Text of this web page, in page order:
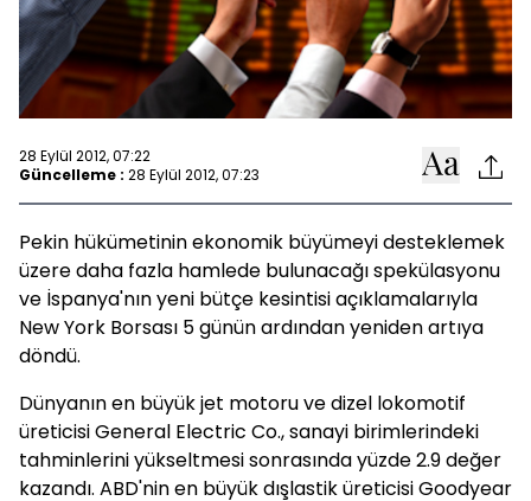
28 Eylül 2012, 07:22
Güncelleme : 28 Eylül 2012, 07:23
Pekin hükümetinin ekonomik büyümeyi desteklemek
üzere daha fazla hamlede bulunacağı spekülasyonu
ve İspanya'nın yeni bütçe kesintisi açıklamalarıyla
New York Borsası 5 günün ardından yeniden artıya
döndü.
Dünyanın en büyük jet motoru ve dizel lokomotif
üreticisi General Electric Co., sanayi birimlerindeki
tahminlerini yükseltmesi sonrasında yüzde 2.9 değer
kazandı. ABD'nin en büyük dışlastik üreticisi Goodyear